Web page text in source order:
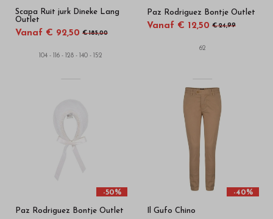
Scapa Ruit jurk Dineke Lang
Outlet
Vanaf € 92,50 € 185,00
104 - 116 - 128 - 140 - 152
Paz Rodriguez Bontje Outlet
Vanaf € 12,50 € 24,99
62
-50%
Paz Rodriguez Bontje Outlet
-40%
Il Gufo Chino